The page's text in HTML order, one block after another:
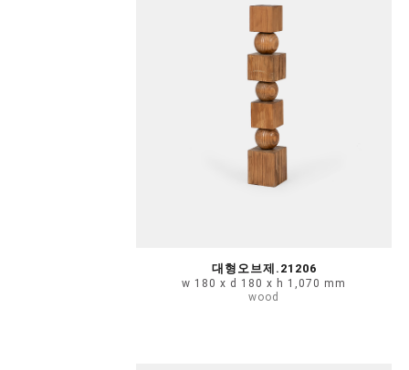
대형오브제.21206
w 180 x d 180 x h 1,070 mm
wood